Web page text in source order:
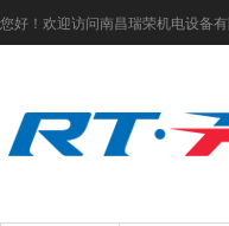
您好！欢迎访问南昌瑞荣机电设备有